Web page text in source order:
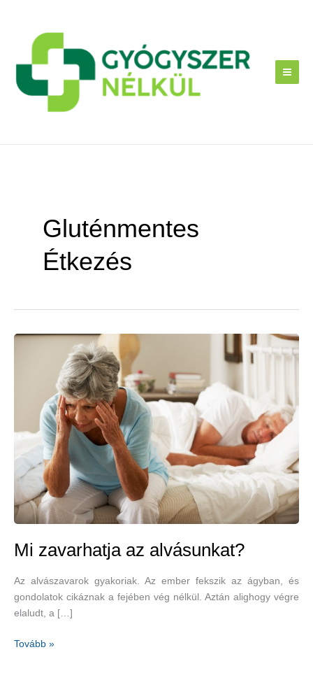
Gluténmentes
Étkezés
Mi zavarhatja az alvásunkat?
Az alvászavarok gyakoriak. Az ember fekszik az ágyban, és
gondolatok cikáznak a fejében vég nélkül. Aztán alighogy végre
elaludt, a […]
Mi
Tovább »